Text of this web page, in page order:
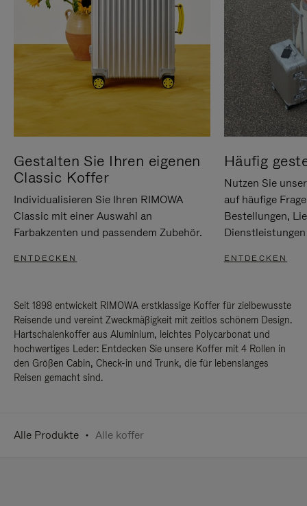
Gestalten Sie Ihren eigenen
Classic Koffer
Individualisieren Sie Ihren RIMOWA
Classic mit einer Auswahl an
Farbakzenten und passendem Zubehör.
ENTDECKEN
Häufig
Nutzen Sie
auf häufige
Bestellungen,
ENTDECKEN
Seit 1898 entwickelt RIMOWA erstklassige Koffer für zielbewusste
Reisende und vereint Zweckmäßigkeit mit zeitlos schönem Design.
Hartschalenkoffer aus Aluminium, leichtes Polycarbonat und
hochwertiges Leder: Entdecken Sie unsere Koffer mit 4 Rollen in
den Größen Cabin, Check-in und Trunk, die für lebenslanges
Reisen gemacht sind.
Alle Produkte Alle koffer